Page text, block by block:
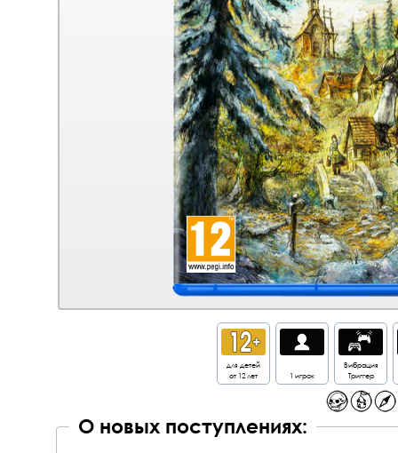
для детей
от 12 лет
1 игрок
Вибрация
Триггер
О новых поступлениях: